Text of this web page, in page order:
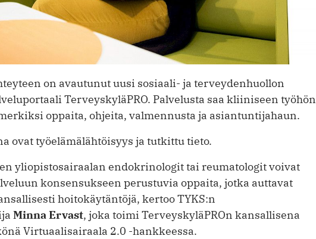
on avautunut uusi sosiaali- ja terveydenhuollon
TerveyskyläPRO. Palvelusta saa kliiniseen työhön
­oppaita, ohjeita, valmennusta ja asiantuntijahaun.
ovat työelämälähtöisyys ja tutkittu tieto.
yliopistosairaalan endokrinologit tai reumatologit voivat
konsensukseen perustuvia oppaita, jotka auttavat
hoitokäytäntöjä, kertoo TYKS:n
Minna Ervast, joka toimi TerveyskyläPROn kansallisena
Virtuaalisairaala 2.0 -hankkeessa.